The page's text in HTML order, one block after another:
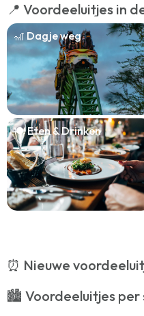
📍 Voordeeluitjes in
🎢 Dagje weg
🍽️ Eten & Drinken
⏰ Nieuwe
🏙️ Voordeeluitjes per